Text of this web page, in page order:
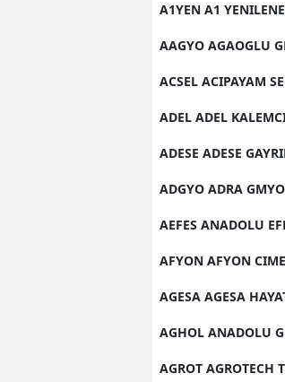
A1YEN A1
AAGYO AGAOGLU
ACSEL ACIPAYAM
ADEL ADEL
ADESE ADESE
ADGYO ADRA GMYO
AEFES ANADOLU
AFYON AFYON
AGESA AGESA
AGHOL ANADOLU
AGROT AGROTECH